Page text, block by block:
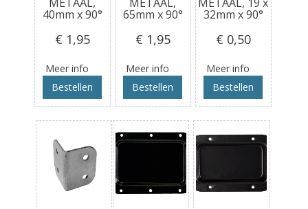
40mm x 90°
€ 1,95
Meer info
Bestellen
65mm x 90°
€ 1,95
Meer info
Bestellen
32mm x 90°
€ 0,50
Meer info
Bestellen